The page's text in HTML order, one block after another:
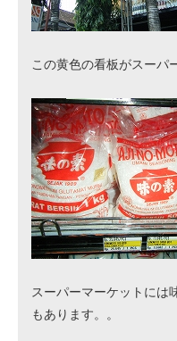
この黄色の看板がスーパ
スーパーマーケットには
もあります。。